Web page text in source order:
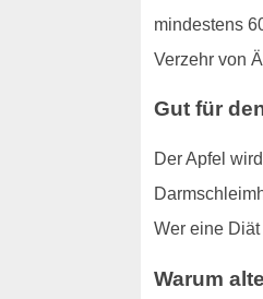
mindestens
Verzehr von
Gut für
Der Apfel
Wer eine
Warum